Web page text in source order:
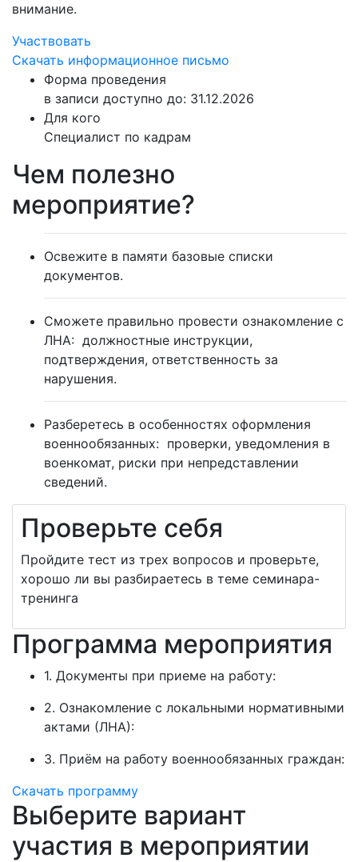
внимание.
Участвовать
Скачать информационное письмо
Форма проведения
в записи доступно до: 31.12.2026
Для кого
Специалист по кадрам
Чем полезно
мероприятие?
Освежите в памяти базовые списки
документов.
Сможете правильно провести ознакомление с
ЛНА: должностные инструкции,
подтверждения, ответственность за
нарушения.
Разберетесь в особенностях оформления
военнообязанных: проверки, уведомления в
военкомат, риски при непредставлении
сведений.
Проверьте себя
Пройдите тест из трех вопросов и проверьте,
хорошо ли вы разбираетесь в теме семинара-
тренинга
Программа мероприятия
1. Документы при приеме на работу:
2. Ознакомление с локальными нормативными
актами (ЛНА):
3. Приём на работу военнообязанных граждан:
Скачать программу
Выберите вариант
участия в мероприятии